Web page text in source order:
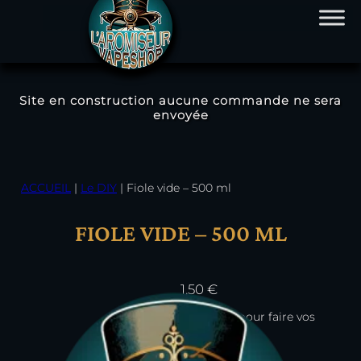
Site en construction aucune commande ne sera
envoyée
ACCUEIL | Le DIY | Fiole vide – 500 ml
FIOLE VIDE – 500 ML
1,50 €
Fiole vide pour faire vos
mélanges.